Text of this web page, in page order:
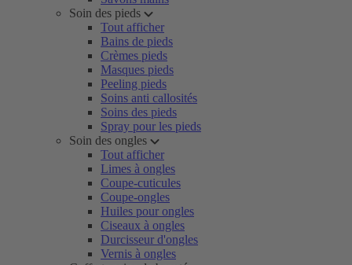
Soin des pieds
Tout afficher
Bains de pieds
Crèmes pieds
Masques pieds
Peeling pieds
Soins anti callosités
Soins des pieds
Spray pour les pieds
Soin des ongles
Tout afficher
Limes à ongles
Coupe-cuticules
Coupe-ongles
Huiles pour ongles
Ciseaux à ongles
Durcisseur d'ongles
Vernis à ongles